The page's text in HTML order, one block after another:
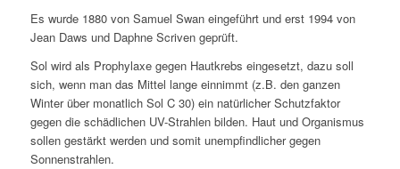
Es wurde 1880 von Samuel Swan eingeführt und erst 1994 von
Jean Daws und Daphne Scriven geprüft.
Sol wird als Prophylaxe gegen Hautkrebs eingesetzt, dazu soll
sich, wenn man das Mittel lange einnimmt (z.B. den ganzen
Winter über monatlich Sol C 30) ein natürlicher Schutzfaktor
gegen die schädlichen UV-Strahlen bilden. Haut und Organismus
sollen gestärkt werden und somit unempfindlicher gegen
Sonnenstrahlen.